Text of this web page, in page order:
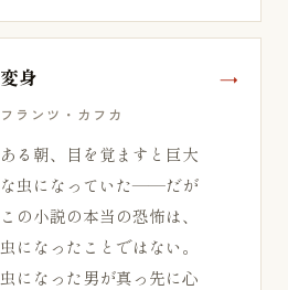
変身
フランツ・カフカ
ある朝、目を覚ますと巨大
な虫になっていた——だが
この小説の本当の恐怖は、
虫になったことではない。
虫になった男が真っ先に心